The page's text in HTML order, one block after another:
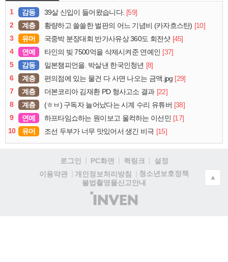
1 감동 39살 신입이 들어왔습니다. [59]
2
계층 황량하고 쓸쓸한 벌판의 어느 기념비 (카자흐스탄) [10]
3
유머 국중박 분장대회 반가사유상 360도 회전샷 [45]
4
연예 타인의 빚 7500억을 삭제시켜준 연예인 [37]
5
감동 일본챔피언을. 박살낸 한국인청년 [8]
6
계층 편의점에 있는 물건 다 사면 나오는 금액.jpg [29]
7
계층 더본코리아 김재환 PD 형사고소 결과 [22]
8
계층 (ㅎㅂ) 구독자 늘어났다는 시계 수리 유튜버 [38]
9
연예 하프타임쇼하는 원이보고 울컥하는 이선민 [17]
10
유머 조선 두부가 너무 맛있어서 생긴 비극 [15]
로그인 PC화면 퀵링크
설정
이용약관
개인정보처리방침
청소년보호정책
불법촬영물신고안내
(주)
인
▲